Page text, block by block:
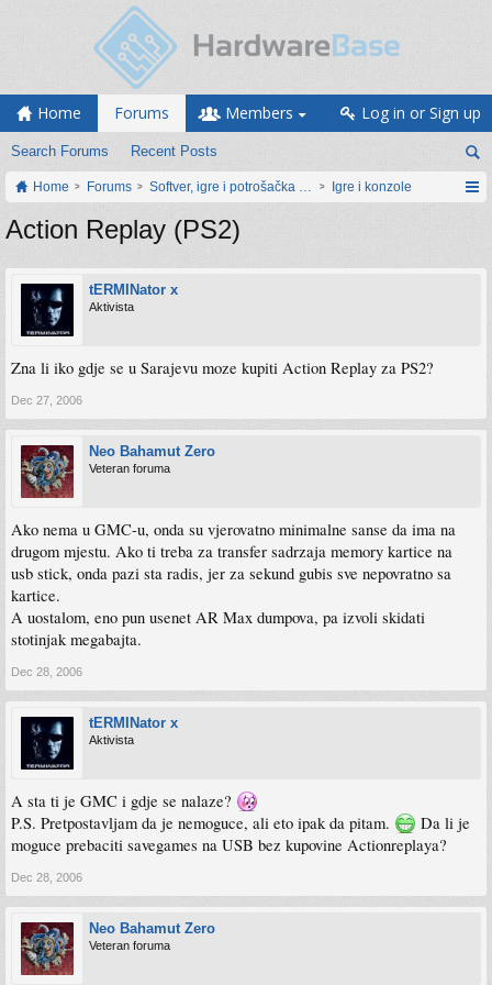
Home Forums
Search Forums Recent Posts
Members Log in or Sign up
Home Forums Softver, igre i potrošačka elektronikaIgre i konzole
Action Replay (PS2)
tERMINator x
Aktivista
Zna li iko gdje se u Sarajevu moze kupiti Action Replay za PS2?
Dec 27, 2006
Neo Bahamut Zero
Veteran foruma
Ako nema u GMC-u, onda su vjerovatno minimalne sanse da ima na
drugom mjestu. Ako ti treba za transfer sadrzaja memory kartice na
usb stick, onda pazi sta radis, jer za sekund gubis sve nepovratno sa
kartice.
A uostalom, eno pun usenet AR Max dumpova, pa izvoli skidati
stotinjak megabajta.
Dec 28, 2006
tERMINator x
Aktivista
A sta ti je GMC i gdje se nalaze?
P.S. Pretpostavljam da je nemoguce, ali eto ipak da pitam.
Da li je
moguce prebaciti savegames na USB bez kupovine Actionreplaya?
Dec 28, 2006
Neo Bahamut Zero
Veteran foruma